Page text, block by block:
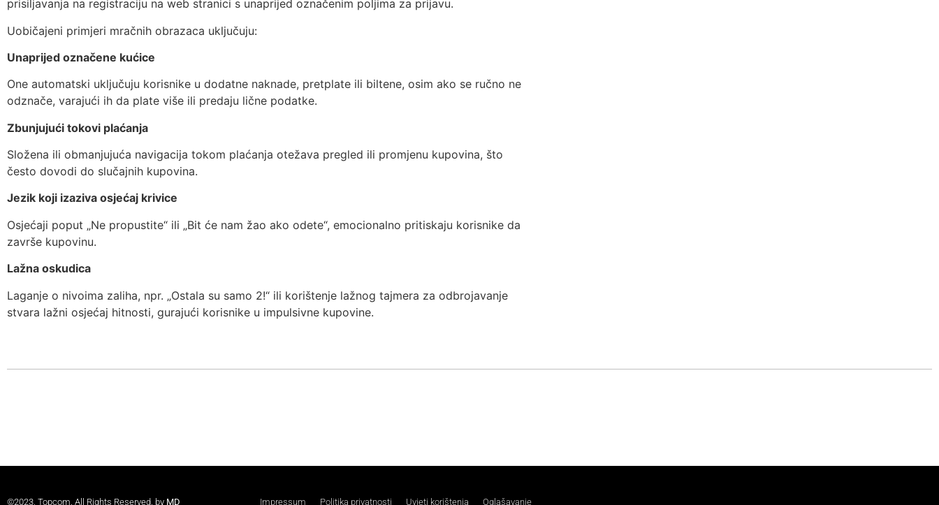
prisiljavanja na registraciju na web stranici s unaprijed označenim poljima za prijavu.
Uobičajeni primjeri mračnih obrazaca uključuju:
Unaprijed označene kućice
One automatski uključuju korisnike u dodatne naknade, pretplate ili biltene, osim ako se ručno ne
odznače, varajući ih da plate više ili predaju lične podatke.
Zbunjujući tokovi plaćanja
Složena ili obmanjujuća navigacija tokom plaćanja otežava pregled ili promjenu kupovina, što
često dovodi do slučajnih kupovina.
Jezik koji izaziva osjećaj krivice
Osjećaji poput „Ne propustite“ ili „Bit će nam žao ako odete“, emocionalno pritiskaju korisnike da
završe kupovinu.
Lažna oskudica
Laganje o nivoima zaliha, npr. „Ostala su samo 2!“ ili korištenje lažnog tajmera za odbrojavanje
stvara lažni osjećaj hitnosti, gurajući korisnike u impulsivne kupovine.
©2023. Topcom. All Rights Reserved. by MD Impressum Politika privatnosti Uvjeti korištenja Oglašavanje